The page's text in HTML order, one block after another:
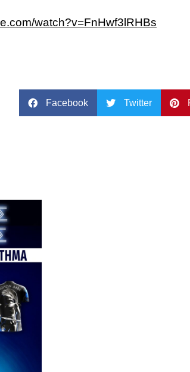
watch?v=FnHwf3lRHBs
Facebook Twitter